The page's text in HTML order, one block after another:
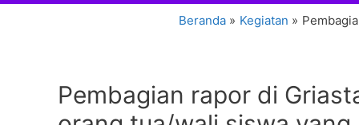
Beranda Kegiatan
Pembagian rapor di